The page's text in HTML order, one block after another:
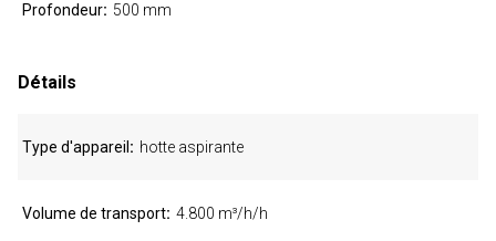
Profondeur 500 mm
Détails
Type d'appareil hotte aspirante
Volume de transport 4.800 m³/h/h